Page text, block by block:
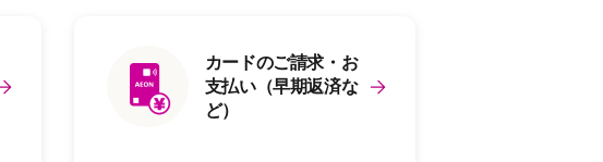
カードのご請求・お
支払い（早期返済な
ど）